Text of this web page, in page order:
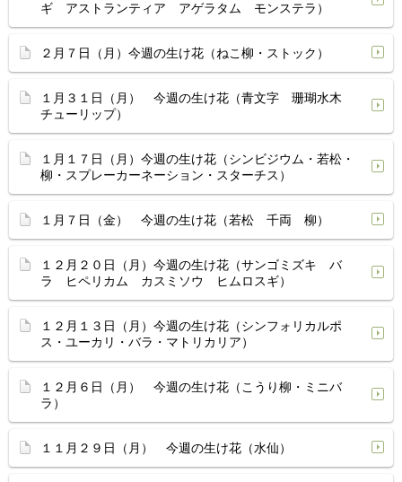
ギ アストランティア アゲラタム モンステラ）
２月７日（月）今週の生け花（ねこ柳・ストック）
１月３１日（月） 今週の生け花（青文字 珊瑚水木
チューリップ）
１月１７日（月）今週の生け花（シンビジウム・若松・
柳・スプレーカーネーション・スターチス）
１月７日（金） 今週の生け花（若松 千両 柳）
１２月２０日（月）今週の生け花（サンゴミズキ バ
ラ ヒペリカム カスミソウ ヒムロスギ）
１２月１３日（月）今週の生け花（シンフォリカルポ
ス・ユーカリ・バラ・マトリカリア）
１２月６日（月） 今週の生け花（こうり柳・ミニバ
ラ）
１１月２９日（月） 今週の生け花（水仙）